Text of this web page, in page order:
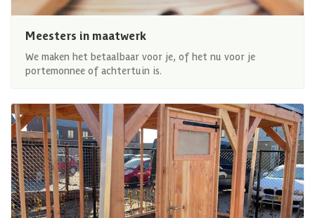
Meesters in maatwerk
We maken het betaalbaar voor je, of het nu voor je
portemonnee of achtertuin is.